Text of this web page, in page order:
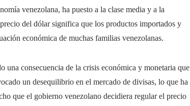
venezolana, ha puesto a la clase media y a la
del dólar significa que los productos importados y
económica de muchas familias venezolanas.
una consecuencia de la crisis económica y monetaria que
un desequilibrio en el mercado de divisas, lo que ha
que el gobierno venezolano decidiera regular el precio